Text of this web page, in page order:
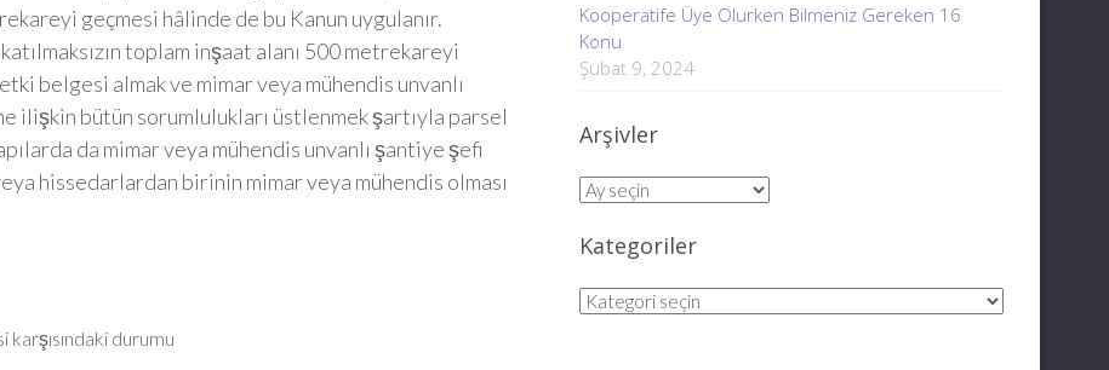
geçmesi hâlinde de bu Kanun uygulanır.
toplam inşaat alanı 500 metrekareyi
belgesi almak ve mimar veya mühendis unvanlı
ilişkin bütün sorumlulukları üstlenmek şartıyla parsel
da mimar veya mühendis unvanlı şantiye şefi
hissedarlardan birinin mimar veya mühendis olması
durumu
Kooperatife Üye Olurken Bilmeniz Gereken 16
Konu
Şubat 9, 2024
Arşivler
Arşivler
Kategoriler
Kategoriler